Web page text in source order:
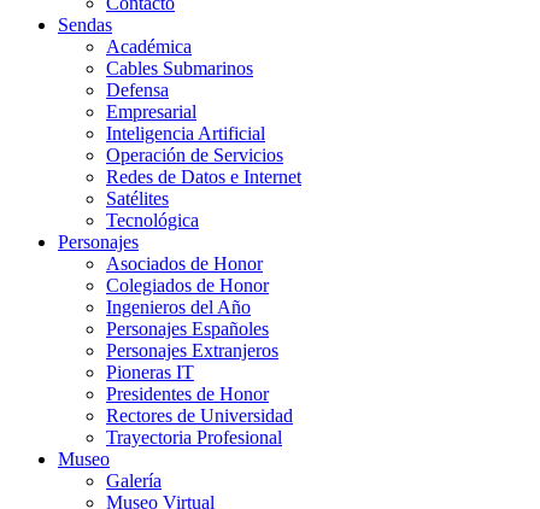
Sendas
Académica
Cables Submarinos
Defensa
Empresarial
Inteligencia Artificial
Operación de Servicios
Redes de Datos e Internet
Satélites
Tecnológica
Personajes
Asociados de Honor
Colegiados de Honor
Ingenieros del Año
Personajes Españoles
Personajes Extranjeros
Pioneras IT
Presidentes de Honor
Rectores de Universidad
Trayectoria Profesional
Museo
Galería
Museo Virtual